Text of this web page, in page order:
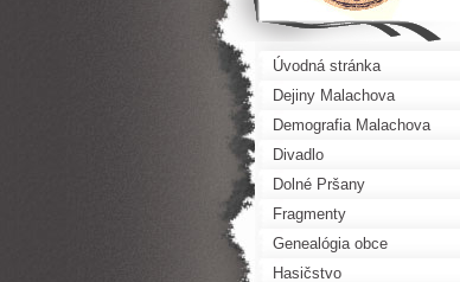
Úvodná stránka
Dejiny Malachova
Demografia Malachova
Divadlo
Dolné Pršany
Fragmenty
Genealógia obce
Hasičstvo